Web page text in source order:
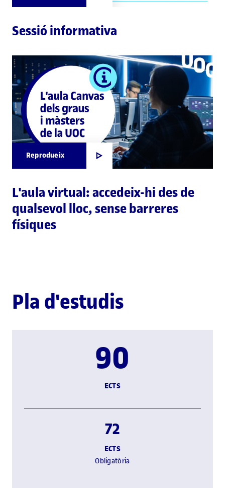
Sessió informativa
Reprodueix
L'aula virtual: accedeix-hi des de
qualsevol lloc, sense barreres
físiques
Pla d'estudis
90
ECTS
72
ECTS
Obligatòria